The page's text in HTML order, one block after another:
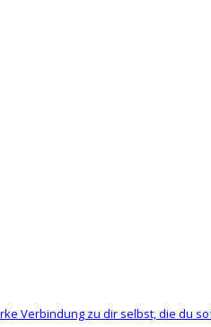
Verbindung zu dir selbst, die du